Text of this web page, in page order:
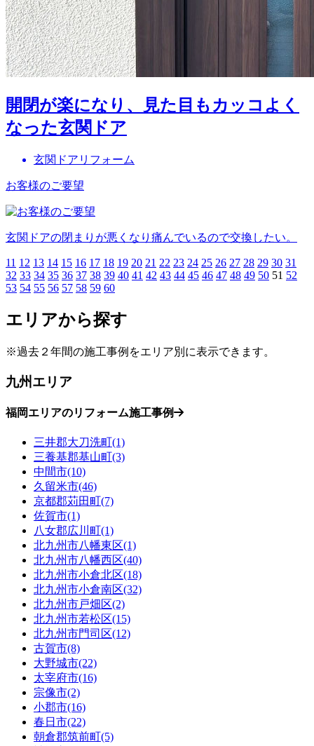
開閉が楽になり、見た目もカッコよく
なった玄関ドア
玄関ドアリフォーム
お客様のご要望
玄関ドアの閉まりが悪くなり痛んでいるので交換したい。
11 12 13 14 15 16 17 18 19 20 21 22 23 24 25 26 27 28 29 30 31
32 33 34 35 36 37 38 39 40 41 42 43 44 45 46 47 48 49 50 51 52
53 54 55 56 57 58 59 60
エリアから探す
※過去２年間の施工事例をエリア別に表示できます。
九州エリア
福岡エリアのリフォーム施工事例
三井郡大刀洗町(1)
三養基郡基山町(3)
中間市(10)
久留米市(46)
京都郡苅田町(7)
佐賀市(1)
八女郡広川町(1)
北九州市八幡東区(1)
北九州市八幡西区(40)
北九州市小倉北区(18)
北九州市小倉南区(32)
北九州市戸畑区(2)
北九州市若松区(15)
北九州市門司区(12)
古賀市(8)
大野城市(22)
太宰府市(16)
宗像市(2)
小郡市(16)
春日市(22)
朝倉郡筑前町(5)